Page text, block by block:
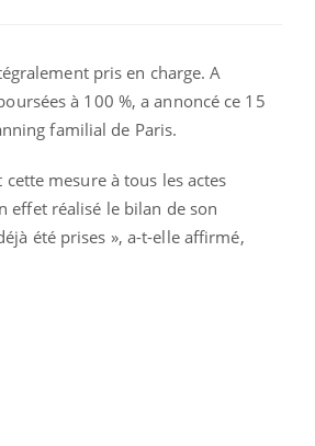
pris en charge. A
à 100 %, a annoncé ce 15
familial de Paris.
mesure à tous les actes
effet réalisé le bilan de son
été prises », a-t-elle affirmé,
Les médicaments GLP-1
protègent-ils aussi les os ?
Cytomégalovirus : ce qui
change dans la prise en
charge des femmes
enceintes